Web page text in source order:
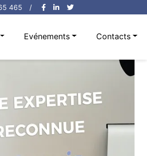
465 /
Evénements Contacts